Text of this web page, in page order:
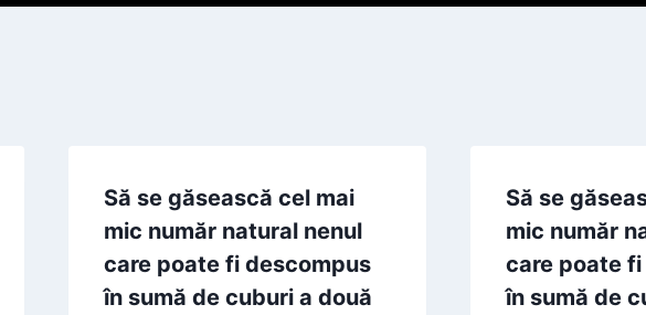
Să se găsească cel mai
mic număr natural nenul
care poate fi descompus
în sumă de cuburi a două
Să se
mic număr
care poate
în sumă de